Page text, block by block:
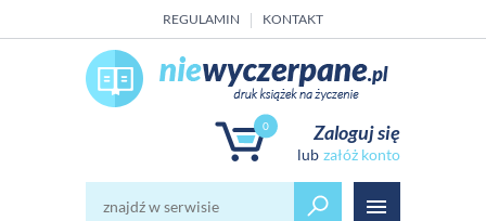
REGULAMIN KONTAKT
0 Zaloguj się
załóż konto